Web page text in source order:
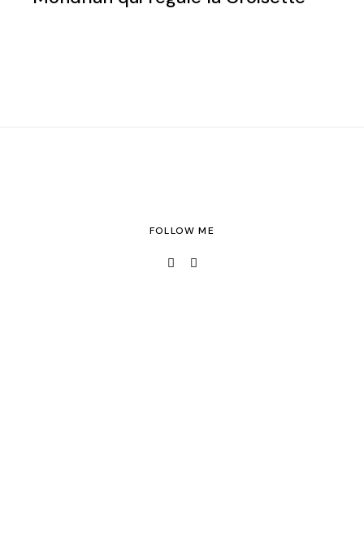
FOLLOW ME